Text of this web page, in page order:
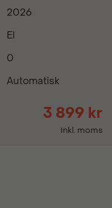
2026
El
0
Automatisk
3 899 kr
Inkl. moms